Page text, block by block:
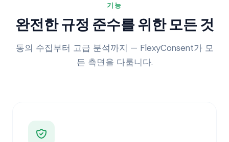
기능
완전한 규정 준수를 위한 모든 것
동의 수집부터 고급 분석까지 — FlexyConsent가 모
든 측면을 다룹니다.